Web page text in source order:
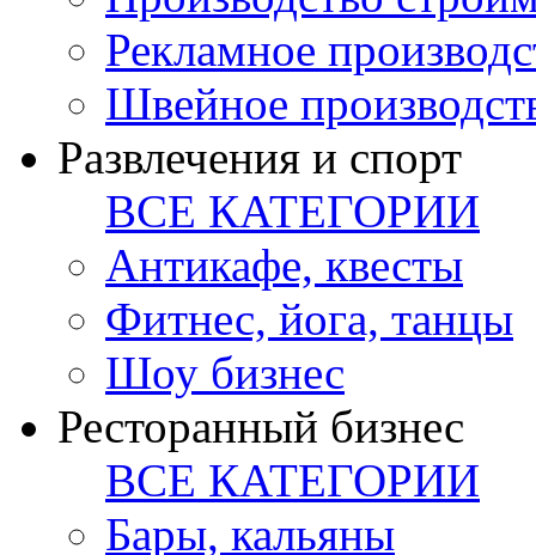
Рекламное
Швейное
Развлечения и спорт
ВСЕ КАТЕГОРИИ
Антикафе, квесты
Фитнес, йога, танцы
Шоу бизнес
Ресторанный бизнес
ВСЕ КАТЕГОРИИ
Бары, кальяны